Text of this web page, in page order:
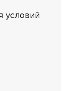
условий